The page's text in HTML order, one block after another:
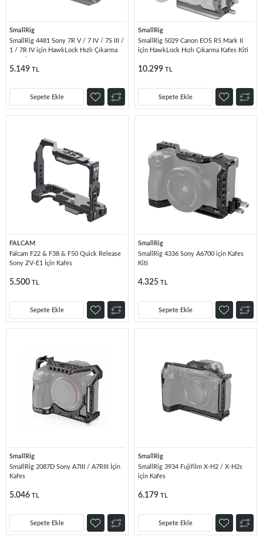
SmallRig
SmallRig 4481 Sony 7R V / 7 IV / 7S III /
1 / 7R IV için HawkLock Hızlı Çıkarma
5.149 TL
Sepete Ekle
SmallRig
SmallRig 5029 Canon EOS R5 Mark II
için HawkLock Hızlı Çıkarma Kafes Kiti
10.299 TL
Sepete Ekle
FALCAM
Falcam F22 & F38 & F50 Quick Release
Sony ZV-E1 İçin Kafes
5.500 TL
Sepete Ekle
SmallRig
SmallRig 4336 Sony A6700 için Kafes
Kiti
4.325 TL
Sepete Ekle
SmallRig
SmallRig 2087D Sony A7III / A7RIII İçin
Kafes
5.046 TL
Sepete Ekle
SmallRig
SmallRig 3934 Fujifilm X-H2 / X-H2s
için Kafes
6.179 TL
Sepete Ekle